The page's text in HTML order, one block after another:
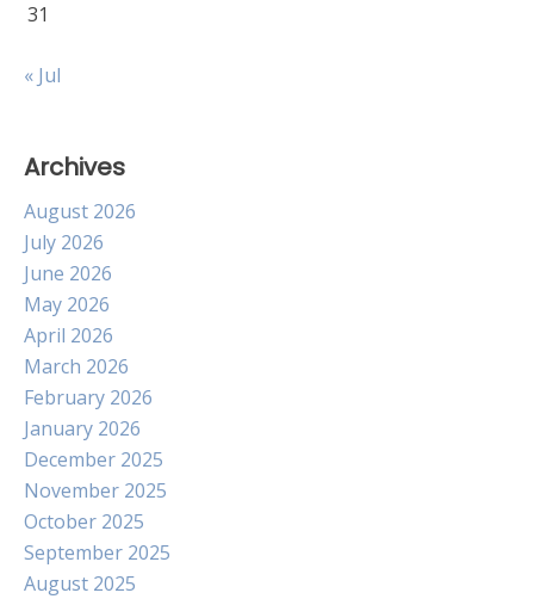
31
« Jul
Archives
August 2026
July 2026
June 2026
May 2026
April 2026
March 2026
February 2026
January 2026
December 2025
November 2025
October 2025
September 2025
August 2025